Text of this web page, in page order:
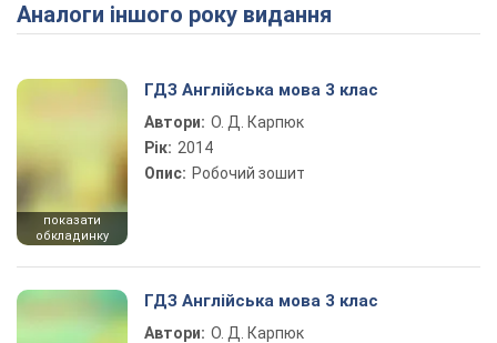
Play Video
Аналоги іншого року видання
показати
обкладинку
ГДЗ Англійська мова 3 клас
Автори: О. Д. Карпюк
Рік: 2014
Опис: Робочий зошит
ГДЗ Англійська мова 3 клас
Автори: О. Д. Карпюк